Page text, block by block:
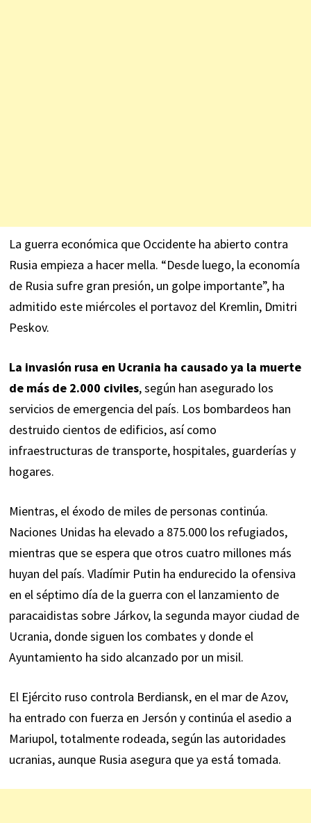
La guerra económica que Occidente ha abierto contra
Rusia empieza a hacer mella. “Desde luego, la economía
de Rusia sufre gran presión, un golpe importante”, ha
admitido este miércoles el portavoz del Kremlin, Dmitri
Peskov.
La invasión rusa en Ucrania ha causado ya la muerte
de más de 2.000 civiles, según han asegurado los
servicios de emergencia del país. Los bombardeos han
destruido cientos de edificios, así como
infraestructuras de transporte, hospitales, guarderías y
hogares.
Mientras, el éxodo de miles de personas continúa.
Naciones Unidas ha elevado a 875.000 los refugiados,
mientras que se espera que otros cuatro millones más
huyan del país. Vladímir Putin ha endurecido la ofensiva
en el séptimo día de la guerra con el lanzamiento de
paracaidistas sobre Járkov, la segunda mayor ciudad de
Ucrania, donde siguen los combates y donde el
Ayuntamiento ha sido alcanzado por un misil.
El Ejército ruso controla Berdiansk, en el mar de Azov,
ha entrado con fuerza en Jersón y continúa el asedio a
Mariupol, totalmente rodeada, según las autoridades
ucranias, aunque Rusia asegura que ya está tomada.